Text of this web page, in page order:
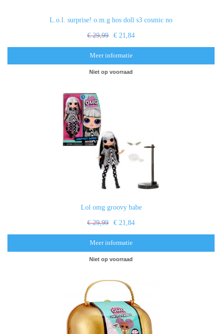
L.o.l. surprise! o.m.g hos doll s3 cosmic no
€ 29,99 € 21,84
Meer informatie
Niet op voorraad
Lol omg groovy babe
€ 29,99 € 21,84
Meer informatie
Niet op voorraad